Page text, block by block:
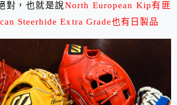
對，也就是說North European Kip有匪
Steerhide Extra Grade也有日製品